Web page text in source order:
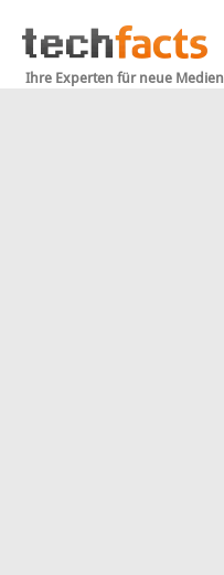
Ihre Experten für neue Medien